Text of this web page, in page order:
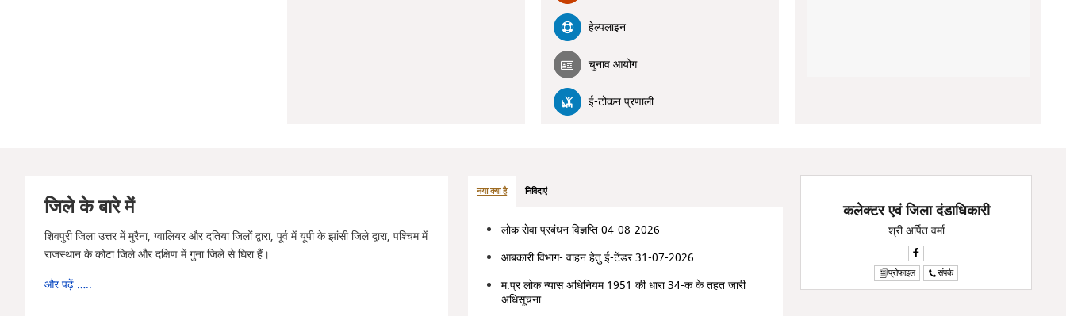
हेल्पलाइन
चुनाव आयोग
ई-टोकन प्रणाली
जिले के बारे में
शिवपुरी जिला उत्तर में मुरैना, ग्वालियर और दतिया जिलों द्वारा, पूर्व में यूपी के झांसी जिले द्वारा, पश्चिम में
राजस्थान के कोटा जिले और दक्षिण में गुना जिले से घिरा हैं।
और पढ़ें …..
नया क्या है निविदाएं
लोक सेवा प्रबंधन विज्ञप्ति 04-08-2026
आबकारी विभाग- वाहन हेतु ई-टेंडर 31-07-2026
म.प्र लोक न्यास अधिनियम 1951 की धारा 34-क के तहत जारी
अधिसूचना
कलेक्टर एवं जिला दंडाधिकारी
श्री अर्पित वर्मा
प्रोफाइल संपर्क